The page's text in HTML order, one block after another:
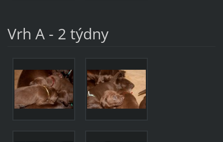
Vrh A - 2 týdny